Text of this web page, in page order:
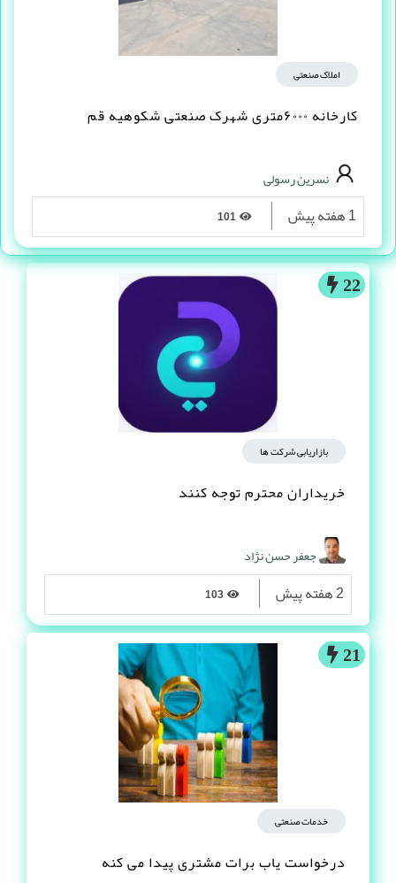
22
بازاریابی شرکت ها
خریداران محترم توجه کنند
جعفر حسن نژاد
2 هفته پیش
21
خدمات صنعتی
درخواست یاب برات مشتری پیدا می کنه
املاک صنعتی
کارخانه ۶۰۰۰متری شهرک صنعتی شکوهیه قم
نسرین رسولی
1 هفته پیش